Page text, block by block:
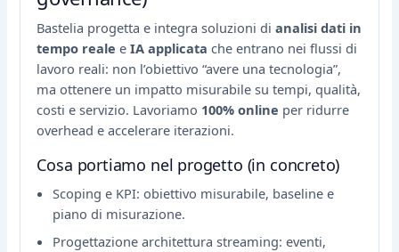
Bastelia progetta e integra soluzioni dianalisi dati in
tempo reale eIA applicata che entrano nei flussi di
lavoro reali: non l’obiettivo “avere una tecnologia”,
ma ottenere un impatto misurabile su tempi, qualità,
costi e servizio. Lavoriamo 100% online per ridurre
overhead e accelerare iterazioni.
Cosa portiamo nel progetto (in concreto)
Scoping e KPI: obiettivo misurabile, baseline e
piano di misurazione.
Progettazione architettura streaming: eventi,